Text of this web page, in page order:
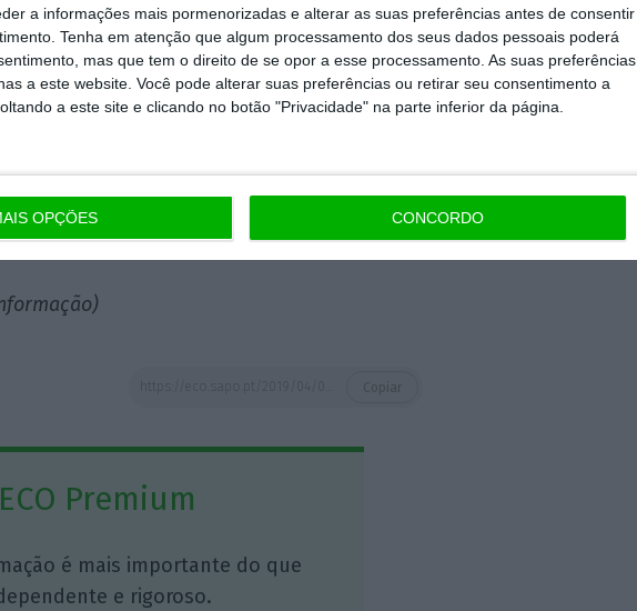
a informações mais pormenorizadas e alterar as suas preferências antes de consentir
Tenha em atenção que algum processamento dos seus dados pessoais poderá
mas que tem o direito de se opor a esse processamento. As suas preferências
a este website. Você pode alterar suas preferências ou retirar seu consentimento a
a este site e clicando no botão "Privacidade" na parte inferior da página.
OPÇÕES CONCORDO
sem acordo, o FMI está disponível para
para ajudar todos os nossos
menos danosa e mais consensual
certa. Seria o melhor. Mas estamos
Premium
é mais importante do que
e rigoroso.